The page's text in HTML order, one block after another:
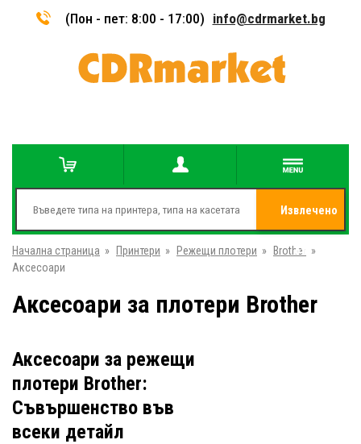
(Пон - пет: 8:00 - 17:00) info@cdrmarket.bg
Извлечено
от
Начална страница » Принтери » Режещи плотери » Brother
»
Аксесоари
Аксесоари за плотери Brother
Аксесоари за режещи
плотери Brother:
Съвършенство във
всеки детайл